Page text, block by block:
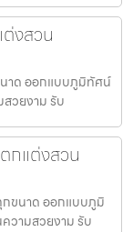
งสวน
าด ออกแบบภูมิทัศน์
วยงาม รับ
กแต่งสวน
ขนาด ออกแบบภูมิ
วามสวยงาม รับ